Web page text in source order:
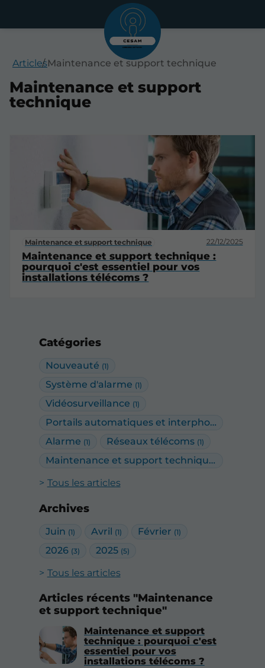
Catégories
Nouveauté (1)
Système d'alarme (1)
Vidéosurveillance (1)
Portails automatiques et interphonie
Alarme (1) Réseaux télécoms (1)
Maintenance et support technique
Tous les articles
Archives
Juin (1) Avril (1) Février (1)
2026 (3) 2025 (5)
Tous les articles
Articles récents "Maintenance
et support technique"
Maintenance et support
technique : pourquoi c'est
essentiel pour vos
installations télécoms ?
ArticlesMaintenance et support technique
Maintenance et support
technique
Maintenance et support technique 22/12/2025
Maintenance et support technique :
pourquoi c'est essentiel pour vos
installations télécoms ?